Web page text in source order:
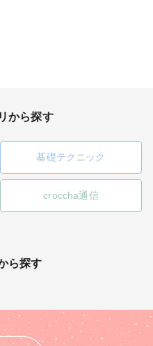
から探す
基礎テクニック
croccha通信
ら探す